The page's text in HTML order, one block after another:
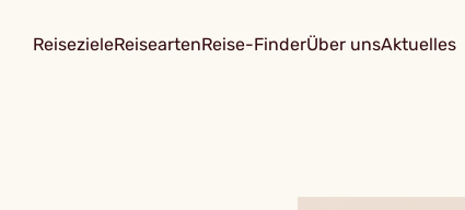
ReisezieleReiseartenReise-FinderÜber unsAktuelles